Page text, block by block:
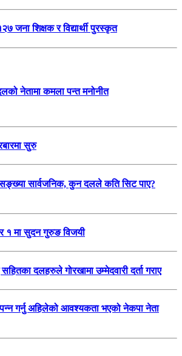
जना शिक्षक र विद्यार्थी पुरस्कृत
नेतामा कमला पन्त मनोनीत
सुरु
सार्वजनिक, कुन दलले कति सिट पाए?
१ मा सुदन गुरुङ विजयी
दलहरुले गोरखामा उम्मेदवारी दर्ता गराए
गर्नु अहिलेको आवश्यकता भएको नेकपा नेता